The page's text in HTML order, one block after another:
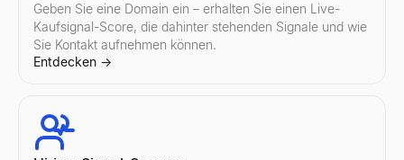
Geben Sie eine Domain ein – erhalten Sie einen Live-
Kaufsignal-Score, die dahinter stehenden Signale und wie
Sie Kontakt aufnehmen können.
Entdecken →